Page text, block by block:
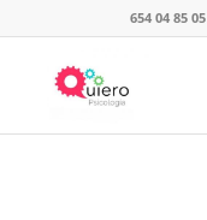
654 04 85 05